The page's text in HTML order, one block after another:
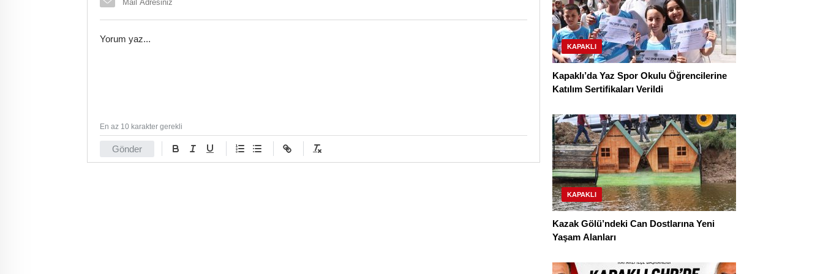
Gönder
En az 10 karakter gerekli
KAPAKLI
Kapaklı’da Yaz Spor Okulu Öğrencilerine
Katılım Sertifikaları Verildi
KAPAKLI
Kazak Gölü’ndeki Can Dostlarına Yeni
Yaşam Alanları